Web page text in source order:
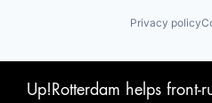
Privacy policy
Up!Rotterdam helps front-